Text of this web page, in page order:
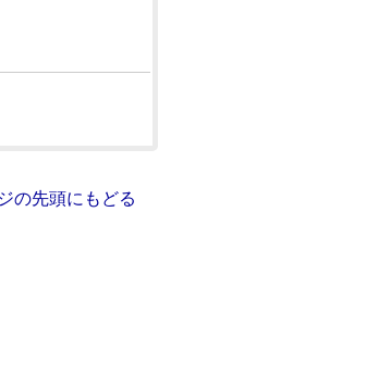
の先頭にもどる